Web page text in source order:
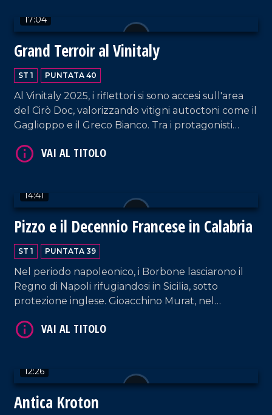
Cantine Zito, oggi proiettate anche verso
l'enoturismo.
17:04
Grand Terroir al Vinitaly
ST 1 PUNTATA 40
Al Vinitaly 2025, i riflettori si sono accesi sull'area
del Cirò Doc, valorizzando vitigni autoctoni come il
Gaglioppo e il Greco Bianco. Tra i protagonisti
Tenuta Iuzzolini, Lello e Vito Senatore, storica
Un'edizione positiva per la Calabria.
14:41
Pizzo e il Decennio Francese in Calabria
ST 1 PUNTATA 39
Nel periodo napoleonico, i Borbone lasciarono il
Regno di Napoli rifugiandosi in Sicilia, sotto
protezione inglese. Gioacchino Murat, nel
Pizzo, dopo una tempesta, ma fu catturato e
celebre tartufo gelato.
12:26
Antica Kroton
VAI AL TITOLO
VAI AL TITOLO
VAI AL TITOLO